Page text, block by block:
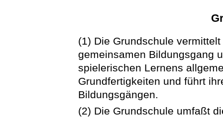
(1) Die Grundschule
gemeinsamen Bildungsgang
spielerischen Lernens
Grundfertigkeiten und führt
Bildungsgängen.
(2) Die Grundschule umfaßt